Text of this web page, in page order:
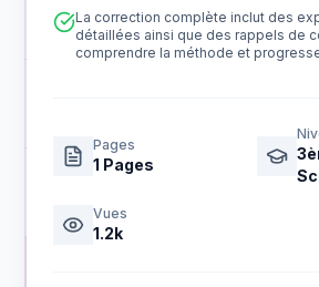
La correction complète inclut des
détaillées ainsi que des rappels de
comprendre la méthode et
Pages
1 Pages
Vues
1.2k